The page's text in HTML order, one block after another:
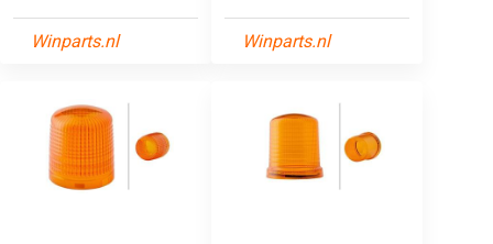
Winparts.nl Winparts.nl